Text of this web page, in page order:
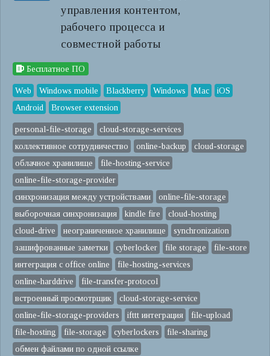
управления контентом,
рабочего процесса и
совместной работы
Бесплатное ПО
Web Windows mobile Blackberry Windows Mac
iOS
Android
Browser extension
personal-file-storage
cloud-storage-services
коллективное сотрудничество
online-backup
cloud-storage
облачное хранилище
file-hosting-service
online-file-storage-provider
синхронизация между устройствами
online-file-storage
выборочная синхронизация
kindle fire
cloud-hosting
cloud-drive
неограниченное хранилище
synchronization
зашифрованные заметки
cyberlocker file storage
file-store
интеграция с office online
file-hosting-services
online-harddrive
file-transfer-protocol
встроенный просмотрщик
cloud-storage-service
online-file-storage-providers
ifttt интеграция
file-upload
file-hosting
file-storage cyberlockers
file-sharing
обмен файлами по одной ссылке